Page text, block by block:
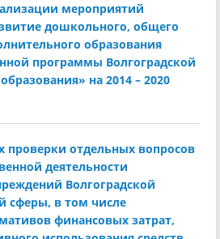
мероприятий
дошкольного, общего
образования
программы Волгоградской
на 2014 – 2020
проверки отдельных вопросов
деятельности
Волгоградской
сферы, в том числе
финансовых затрат,